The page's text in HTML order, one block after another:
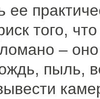
ее
того, что
–
пыль,